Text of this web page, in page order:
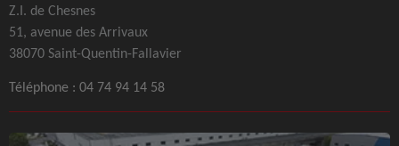
Z.I. de Chesnes
51, avenue des Arrivaux
38070 Saint-Quentin-Fallavier
Téléphone : 04 74 94 14 58